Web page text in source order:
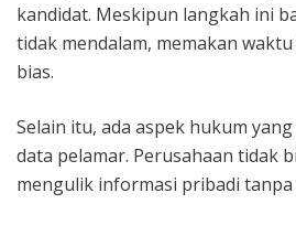
kandidat. Meskipun langkah ini
tidak mendalam, memakan
bias.
Selain itu, ada aspek hukum
data pelamar. Perusahaan tidak
mengulik informasi pribadi